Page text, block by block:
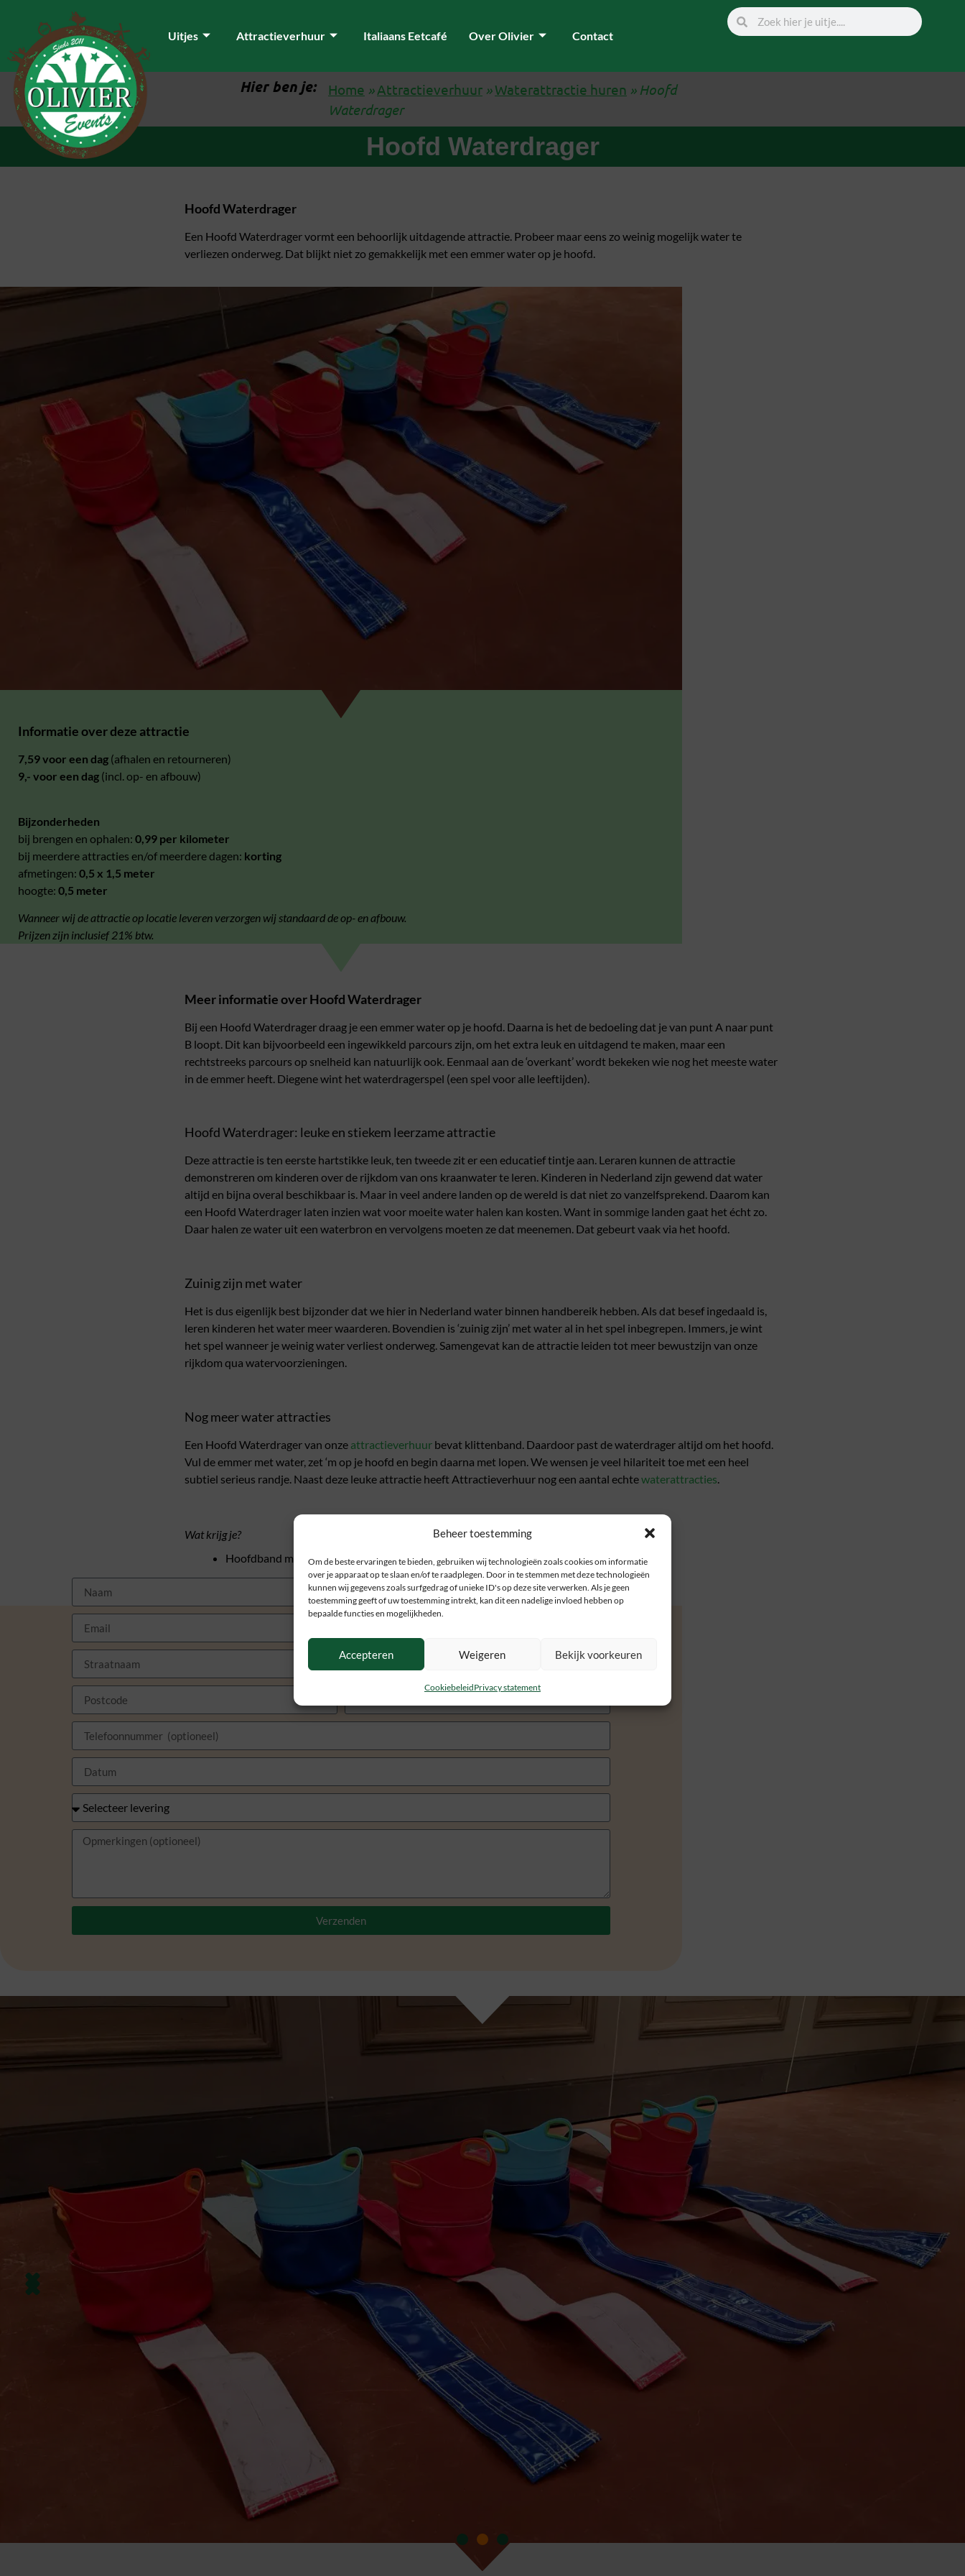
Beheer toestemming
Om de beste ervaringen te bieden, gebruiken wij technologieën zoals cookies om informatie
over je apparaat op te slaan en/of te raadplegen. Door in te stemmen met deze technologieën
kunnen wij gegevens zoals surfgedrag of unieke ID's op deze site verwerken. Als je geen
toestemming geeft of uw toestemming intrekt, kan dit een nadelige invloed hebben op
bepaalde functies en mogelijkheden.
Accepteren Weigeren Bekijk voorkeuren
CookiebeleidPrivacy statement
Uitjes Attractieverhuur Italiaans Eetcafé Over Olivier Contact
Hier ben je: Home »Attractieverhuur »Waterattractie huren » Hoofd
Waterdrager
Hoofd Waterdrager
Hoofd Waterdrager
Een Hoofd Waterdrager vormt een behoorlijk uitdagende attractie. Probeer maar eens zo weinig mogelijk water te
verliezen onderweg. Dat blijkt niet zo gemakkelijk met een emmer water op je hoofd.
Informatie over deze attractie
7,59 voor een dag (afhalen en retourneren)
9,- voor een dag (incl. op- en afbouw)
Bijzonderheden
bij brengen en ophalen: 0,99 per kilometer
bij meerdere attracties en/of meerdere dagen: korting
afmetingen: 0,5 x 1,5 meter
hoogte: 0,5 meter
Wanneer wij de attractie op locatie leveren verzorgen wij standaard de op- en afbouw.
Prijzen zijn inclusief 21% btw.
Meer informatie over Hoofd Waterdrager
Bij een Hoofd Waterdrager draag je een emmer water op je hoofd. Daarna is het de bedoeling dat je van punt A naar punt
B loopt. Dit kan bijvoorbeeld een ingewikkeld parcours zijn, om het extra leuk en uitdagend te maken, maar een
rechtstreeks parcours op snelheid kan natuurlijk ook. Eenmaal aan de ‘overkant’ wordt bekeken wie nog het meeste water
in de emmer heeft. Diegene wint het waterdragerspel (een spel voor alle leeftijden).
Hoofd Waterdrager: leuke en stiekem leerzame attractie
Deze attractie is ten eerste hartstikke leuk, ten tweede zit er een educatief tintje aan. Leraren kunnen de attractie
demonstreren om kinderen over de rijkdom van ons kraanwater te leren. Kinderen in Nederland zijn gewend dat water
altijd en bijna overal beschikbaar is. Maar in veel andere landen op de wereld is dat niet zo vanzelfsprekend. Daarom kan
een Hoofd Waterdrager laten inzien wat voor moeite water halen kan kosten. Want in sommige landen gaat het écht zo.
Daar halen ze water uit een waterbron en vervolgens moeten ze dat meenemen. Dat gebeurt vaak via het hoofd.
Zuinig zijn met water
Het is dus eigenlijk best bijzonder dat we hier in Nederland water binnen handbereik hebben. Als dat besef ingedaald is,
leren kinderen het water meer waarderen. Bovendien is ‘zuinig zijn’ met water al in het spel inbegrepen. Immers, je wint
het spel wanneer je weinig water verliest onderweg. Samengevat kan de attractie leiden tot meer bewustzijn van onze
rijkdom qua watervoorzieningen.
Nog meer water attracties
Een Hoofd Waterdrager van onze attractieverhuur bevat klittenband. Daardoor past de waterdrager altijd om het hoofd.
Vul de emmer met water, zet ‘m op je hoofd en begin daarna met lopen. We wensen je veel hilariteit toe met een heel
subtiel serieus randje. Naast deze leuke attractie heeft Attractieverhuur nog een aantal echtewaterattracties.
Wat krijg je?
Hoofdband met klittenband, emmer
Verzenden